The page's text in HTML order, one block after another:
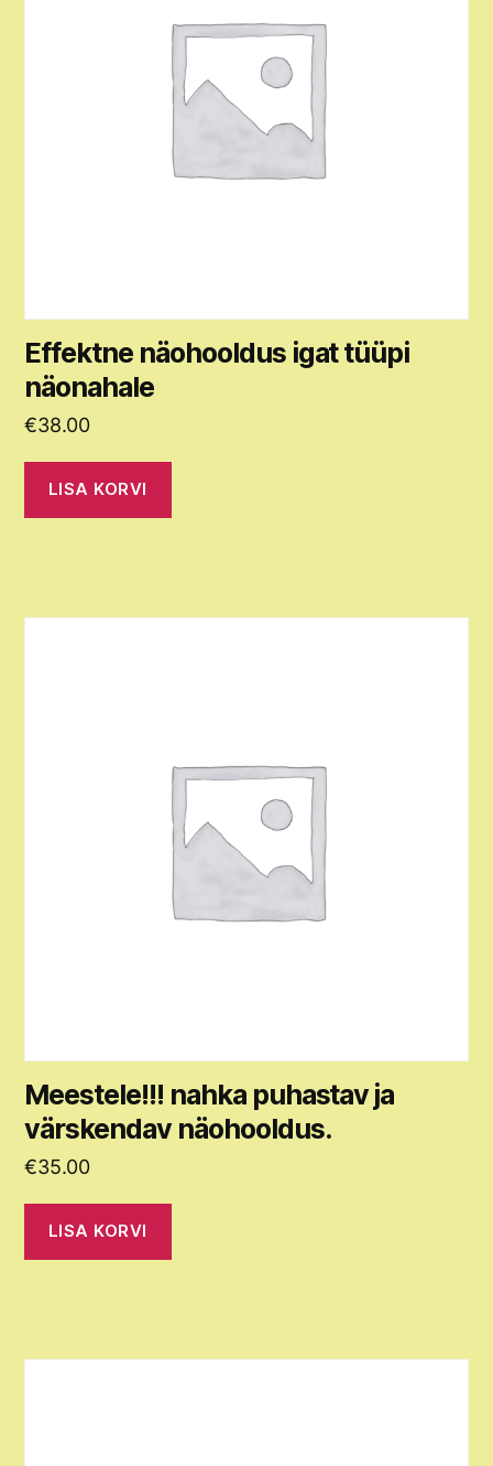
Effektne näohooldus igat tüüpi
näonahale
€38.00
LISA KORVI
Meestele!!! nahka puhastav ja
värskendav näohooldus.
€35.00
LISA KORVI